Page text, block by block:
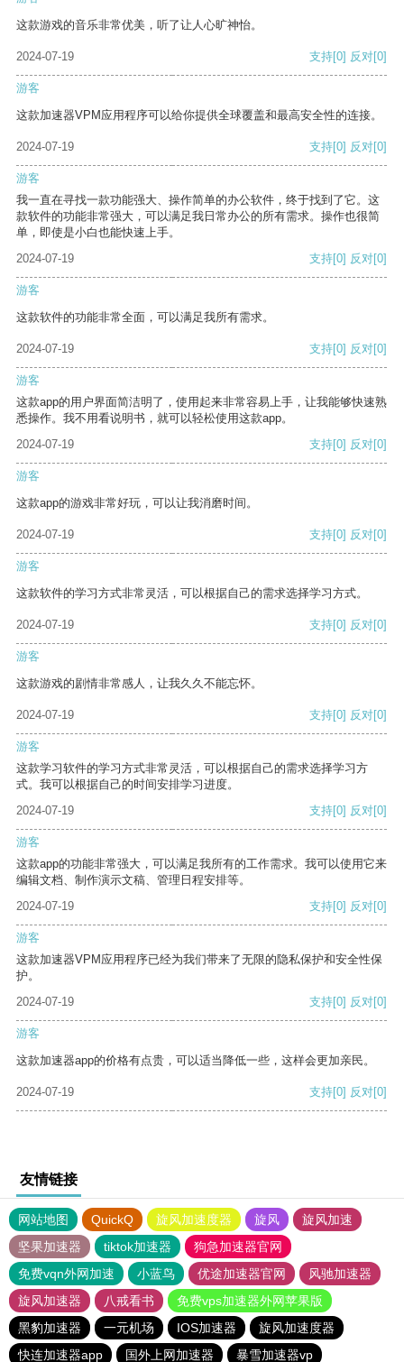
这款游戏的音乐非常优美，听了让人心旷神怡。
2024-07-19 支持[0] 反对[0]
游客
这款加速器VPM应用程序可以给你提供全球覆盖和最高安全性的连接。
2024-07-19 支持[0] 反对[0]
游客
我一直在寻找一款功能强大、操作简单的办公软件，终于找到了它。这
款软件的功能非常强大，可以满足我日常办公的所有需求。操作也很简
单，即使是小白也能快速上手。
2024-07-19
支持[0] 反对[0]
游客
这款软件的功能非常全面，可以满足我所有需求。
2024-07-19 支持[0] 反对[0]
游客
这款app的用户界面简洁明了，使用起来非常容易上手，让我能够快速熟
悉操作。我不用看说明书，就可以轻松使用这款app。
2024-07-19
支持[0] 反对[0]
游客
这款app的游戏非常好玩，可以让我消磨时间。
2024-07-19 支持[0] 反对[0]
游客
这款软件的学习方式非常灵活，可以根据自己的需求选择学习方式。
2024-07-19 支持[0] 反对[0]
游客
这款游戏的剧情非常感人，让我久久不能忘怀。
2024-07-19 支持[0] 反对[0]
游客
这款学习软件的学习方式非常灵活，可以根据自己的需求选择学习方
式。我可以根据自己的时间安排学习进度。
2024-07-19
支持[0] 反对[0]
游客
这款app的功能非常强大，可以满足我所有的工作需求。我可以使用它来
编辑文档、制作演示文稿、管理日程安排等。
2024-07-19
支持[0] 反对[0]
游客
这款加速器VPM应用程序已经为我们带来了无限的隐私保护和安全性保
护。
2024-07-19
支持[0] 反对[0]
游客
这款加速器app的价格有点贵，可以适当降低一些，这样会更加亲民。
2024-07-19 支持[0] 反对[0]
友情链接
网站地图 QuickQ 旋风加速度器 旋风
旋风加速
坚果加速器
tiktok加速器
狗急加速器官网
免费vqn外网加速
小蓝鸟 优途加速器官网
风驰加速器
旋风加速器
八戒看书
免费vps加速器外网苹果版
黑豹加速器
一元机场 IOS加速器
旋风加速度器
快连加速器app
国外上网加速器 暴雪加速器vp